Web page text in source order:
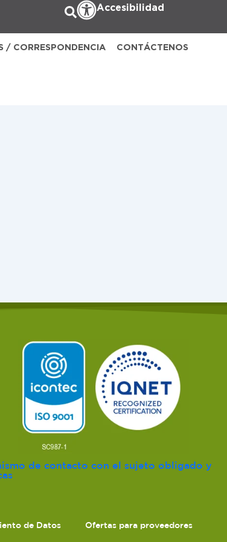
Accesibilidad
/ CORRESPONDENCIA CONTÁCTENOS
de contacto con el sujeto obligado y
de Datos
Ofertas para proveedores